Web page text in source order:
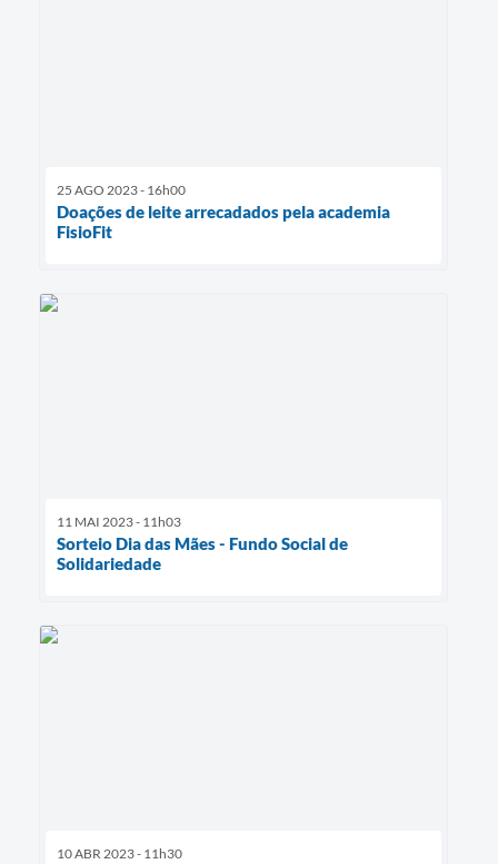
25 AGO 2023 - 16h00
Doações de leite arrecadados pela academia
FisioFit
11 MAI 2023 - 11h03
Sorteio Dia das Mães - Fundo Social de
Solidariedade
10 ABR 2023 - 11h30